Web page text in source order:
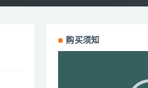
购买须知